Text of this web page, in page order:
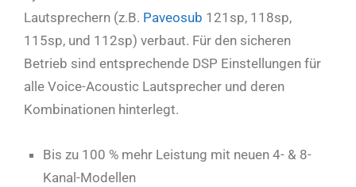
Lautsprechern (z.B. Paveosub 121sp, 118sp,
115sp, und 112sp) verbaut. Für den sicheren
Betrieb sind entsprechende DSP Einstellungen für
alle Voice-Acoustic Lautsprecher und deren
Kombinationen hinterlegt.
Bis zu 100 % mehr Leistung mit neuen 4- & 8-
Kanal-Modellen